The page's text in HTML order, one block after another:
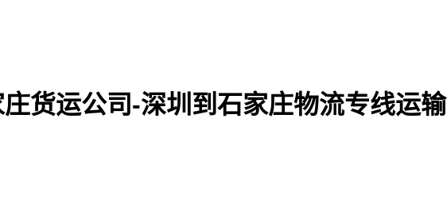
货运公司-深圳到石家庄物流专线运输